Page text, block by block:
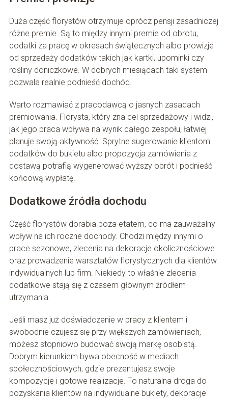
Duża część florystów otrzymuje oprócz pensji zasadniczej
różne premie. Są to między innymi premie od obrotu,
dodatki za pracę w okresach świątecznych albo prowizje
od sprzedaży dodatków takich jak kartki, upominki czy
rośliny doniczkowe. W dobrych miesiącach taki system
pozwala realnie podnieść dochód.
Warto rozmawiać z pracodawcą o jasnych zasadach
premiowania. Florysta, który zna cel sprzedażowy i widzi,
jak jego praca wpływa na wynik całego zespołu, łatwiej
planuje swoją aktywność. Sprytne sugerowanie klientom
dodatków do bukietu albo propozycja zamówienia z
dostawą potrafią wygenerować wyższy obrót i podnieść
końcową wypłatę.
Dodatkowe źródła dochodu
Część florystów dorabia poza etatem, co ma zauważalny
wpływ na ich roczne dochody. Chodzi między innymi o
prace sezonowe, zlecenia na dekoracje okolicznościowe
oraz prowadzenie warsztatów florystycznych dla klientów
indywidualnych lub firm. Niekiedy to właśnie zlecenia
dodatkowe stają się z czasem głównym źródłem
utrzymania.
Jeśli masz już doświadczenie w pracy z klientem i
swobodnie czujesz się przy większych zamówieniach,
możesz stopniowo budować swoją markę osobistą.
Dobrym kierunkiem bywa obecność w mediach
społecznościowych, gdzie prezentujesz swoje
kompozycje i gotowe realizacje. To naturalna droga do
pozyskania klientów na indywidualne bukiety, dekoracje